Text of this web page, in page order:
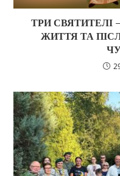
ТРИ СВЯТИТЕЛІ
ЖИТТЯ ТА